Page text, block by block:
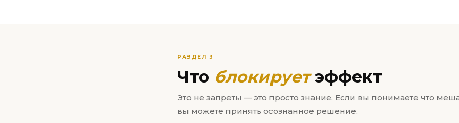
РАЗДЕЛ 3
Что блокируетэффект
Это не запреты — это просто знание. Если вы понимаете что
вы можете принять осознанное решение.